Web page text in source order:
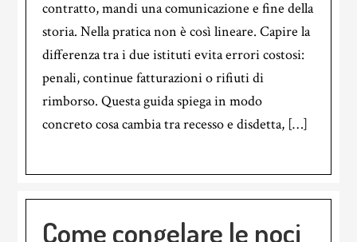
contratto, mandi una comunicazione e fine della
storia. Nella pratica non è così lineare. Capire la
differenza tra i due istituti evita errori costosi:
penali, continue fatturazioni o rifiuti di
rimborso. Questa guida spiega in modo
concreto cosa cambia tra recesso e disdetta, […]
Come congelare le noci